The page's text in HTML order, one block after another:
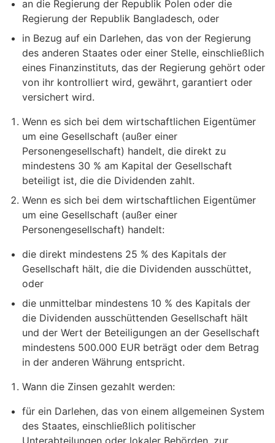
an die Regierung der Republik Polen oder die
Regierung der Republik Bangladesch, oder
in Bezug auf ein Darlehen, das von der Regierung
des anderen Staates oder einer Stelle, einschließlich
eines Finanzinstituts, das der Regierung gehört oder
von ihr kontrolliert wird, gewährt, garantiert oder
versichert wird.
Wenn es sich bei dem wirtschaftlichen Eigentümer
um eine Gesellschaft (außer einer
Personengesellschaft) handelt, die direkt zu
mindestens 30 % am Kapital der Gesellschaft
beteiligt ist, die die Dividenden zahlt.
Wenn es sich bei dem wirtschaftlichen Eigentümer
um eine Gesellschaft (außer einer
Personengesellschaft) handelt:
die direkt mindestens 25 % des Kapitals der
Gesellschaft hält, die die Dividenden ausschüttet,
oder
die unmittelbar mindestens 10 % des Kapitals der
die Dividenden ausschüttenden Gesellschaft hält
und der Wert der Beteiligungen an der Gesellschaft
mindestens 500.000 EUR beträgt oder dem Betrag
in der anderen Währung entspricht.
Wann die Zinsen gezahlt werden:
für ein Darlehen, das von einem allgemeinen System
des Staates, einschließlich politischer
Unterabteilungen oder lokaler Behörden, zur